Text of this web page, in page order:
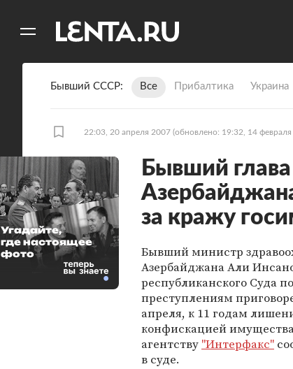
Бывший СССР Все Прибалтика Украина
22:03, 20 апреля 2007 (обновлено: 19:32, 14
Бывший
за кражу
Бывший министр
Азербайджана Али
республиканского Суда
преступлениям
апреля, к 11 годам
конфискацией
агентству "Интерфакс"
в суде.
Угадайте,
где настоящее
фото